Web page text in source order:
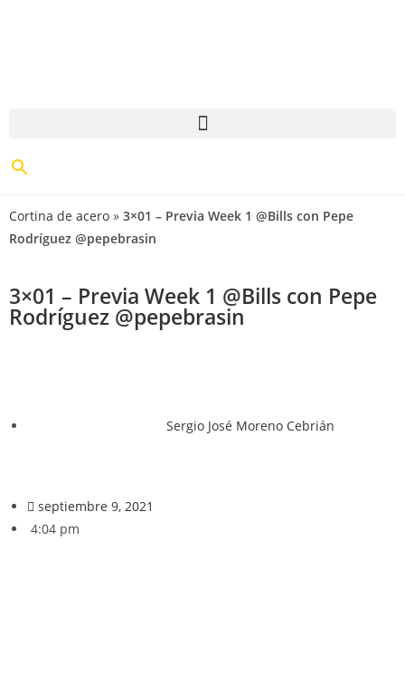
Cortina de acero » 3×01 – Previa Week 1 @Bills con Pepe
Rodríguez @pepebrasin
3×01 – Previa Week 1 @Bills con Pepe
Rodríguez @pepebrasin
Sergio José Moreno Cebrián
septiembre 9, 2021
4:04 pm